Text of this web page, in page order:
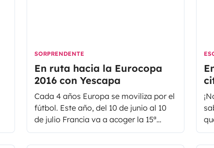
SORPRENDENTE
En ruta hacia la Eurocopa
2016 con Yescapa
Cada 4 años Europa se moviliza por el
fútbol. Este año, del 10 de junio al 10
de julio Francia va a acoger la 15ª
edición de la Eurocopa masculina de
fútbol. Durante estas 4 semanas de